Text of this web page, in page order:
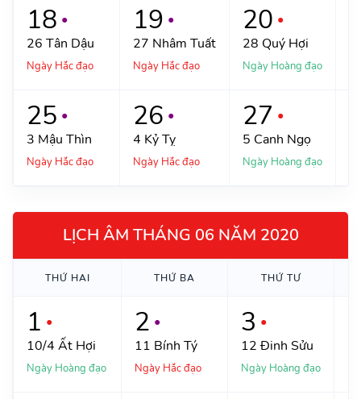
18 ●
26 Tân Dậu
Ngày Hắc đạo
19 ●
27 Nhâm Tuất
Ngày Hắc đạo
20 ●
28 Quý Hợi
Ngày Hoàng đạo
25 ●
3 Mậu Thìn
Ngày Hắc đạo
26 ●
4 Kỷ Tỵ
Ngày Hắc đạo
27 ●
5 Canh Ngọ
Ngày Hoàng đạo
LỊCH ÂM THÁNG 06 NĂM 2020
THỨHAI THỨ BA THỨTƯ
1 ●
10/4 Ất Hợi
Ngày Hoàng đạo
2 ●
11 Bính Tý
Ngày Hắc đạo
3 ●
12 Đinh Sửu
Ngày Hoàng đạo